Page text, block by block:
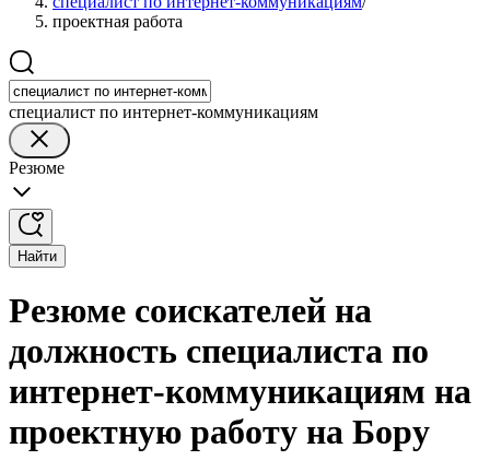
проектная работа
специалист по интернет-коммуникациям
Резюме
Найти
Резюме соискателей на
должность специалиста по
интернет-коммуникациям на
проектную работу на Бору